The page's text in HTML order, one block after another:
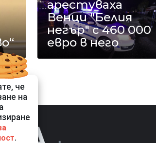
арестуваха
Венци "Белия
негър" с 460 000
евро в него
че
на
.